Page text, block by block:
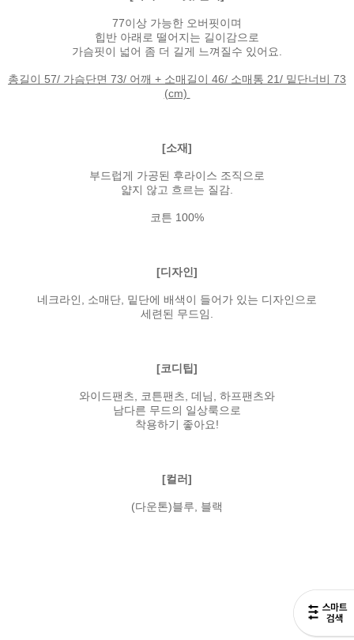
77이상 가능한 오버핏이며
힙반 아래로 떨어지는 길이감으로
가슴핏이 넓어 좀 더 길게 느껴질수 있어요.
총길이 57/ 가슴단면 73/ 어깨 + 소매길이 46/ 소매통 21/ 밑단너비 73
(cm)
[소재]
부드럽게 가공된 후라이스 조직으로
얇지 않고 흐르는 질감.
코튼 100%
[디자인]
네크라인, 소매단, 밑단에 배색이 들어가 있는 디자인으로
세련된 무드임.
[코디팁]
와이드팬츠, 코튼팬츠, 데님, 하프팬츠와
남다른 무드의 일상룩으로
착용하기 좋아요!
[컬러]
(다운톤)블루, 블랙